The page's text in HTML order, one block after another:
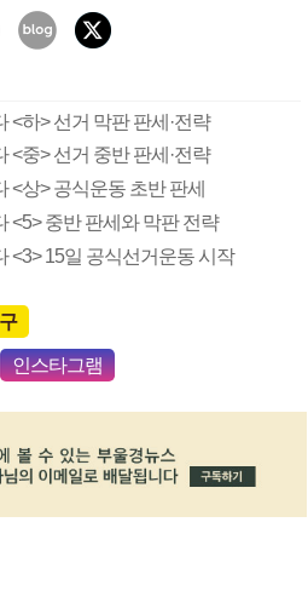
<하> 선거 막판 판세·전략
<중> 선거 중반 판세·전략
<상> 공식운동 초반 판세
<5> 중반 판세와 막판 전략
<3> 15일 공식선거운동 시작
인스타그램